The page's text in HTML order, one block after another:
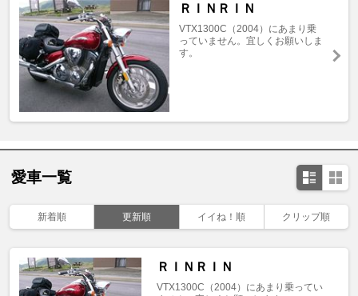
ＲＩＮＲＩＮ
VTX1300C（2004）にあまり乗
っていません。宜しくお願いしま
す。
愛車一覧
新着順 更新順 イイね！順 クリップ順
ＲＩＮＲＩＮ
VTX1300C（2004）にあまり乗ってい